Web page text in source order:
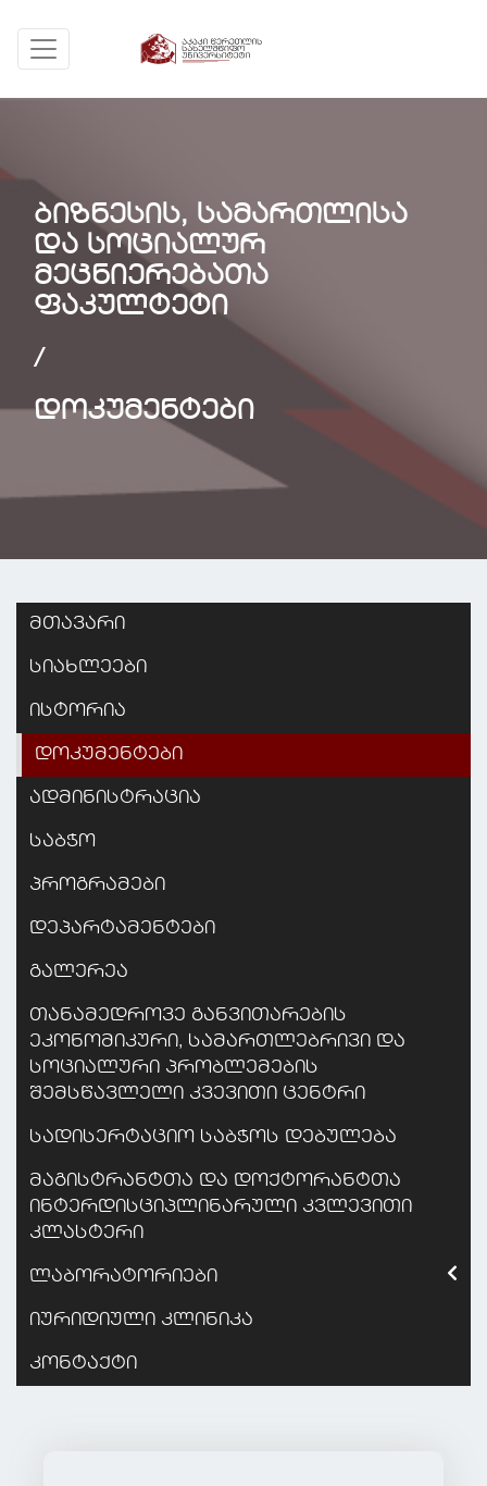
ბიზნესის, სამართლისა
და სოციალურ
მეცნიერებათა
ფაკულტეტი
/
დოკუმენტები
მთავარი
სიახლეები
ისტორია
დოკუმენტები
ადმინისტრაცია
საბჭო
პროგრამები
დეპარტამენტები
გალერეა
თანამედროვე განვითარების
ეკონომიკური, სამართლებრივი და
სოციალური პრობლემების
შემსწავლელი კვევითი ცენტრი
სადისერტაციო საბჭოს დებულება
მაგისტრანტთა და დოქტორანტთა
ინტერდისციპლინარული კვლევითი
კლასტერი
ლაბორატორიები
იურიდიული კლინიკა
კონტაქტი